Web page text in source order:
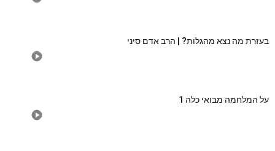
בעזרת מה נצא מהגלות? | הרב אדם סיני
על המלחמה מבואי כלה 1